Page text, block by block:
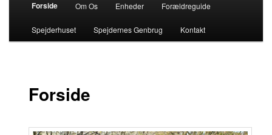
Fortsæt
til
indhold
Forside Om Os Enheder Forældreguide
Spejderhuset Spejdernes Genbrug Kontakt
Forside